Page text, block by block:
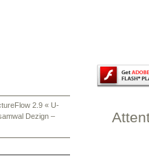
2.9 « U-
Dezign –